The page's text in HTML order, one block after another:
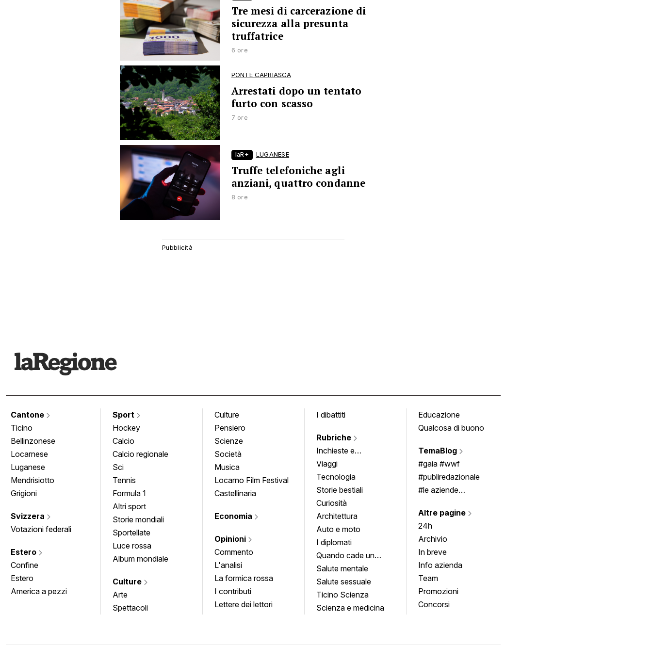
Tre mesi di carcerazione di
sicurezza alla presunta
truffatrice
6 ore
PONTE CAPRIASCA
Arrestati dopo un tentato
furto con scasso
7 ore
laR+ LUGANESE
Truffe telefoniche agli
anziani, quattro condanne
8 ore
Cantone
Ticino
Bellinzonese
Locarnese
Luganese
Mendrisiotto
Grigioni
Svizzera
Votazioni federali
Estero
Confine
Estero
America a pezzi
Sport
Hockey
Calcio
Calcio regionale
Sci
Tennis
Formula 1
Altri sport
Storie mondiali
Sportellate
Luce rossa
Album mondiale
Culture
Arte
Spettacoli
Culture
Pensiero
Scienze
Società
Musica
Locarno Film Festival
Castellinaria
Economia
Opinioni
Commento
L'analisi
La formica rossa
I contributi
Lettere dei lettori
I dibattiti
Rubriche
Inchieste e
approfondimenti
Viaggi
Tecnologia
Storie bestiali
Curiosità
Architettura
Auto e moto
I diplomati
Quando cade un
quadro
Salute mentale
Salute sessuale
Ticino Scienza
Scienza e medicina
Educazione
Qualcosa di buono
TemaBlog
#gaia #wwf
#publiredazionale
#le aziende
Altre pagine
24h
Archivio
In breve
Info azienda
Team
Promozioni
Concorsi